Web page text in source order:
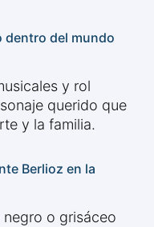
dentro del mundo
y rol
querido que
y la familia.
Berlioz en la
o grisáceo